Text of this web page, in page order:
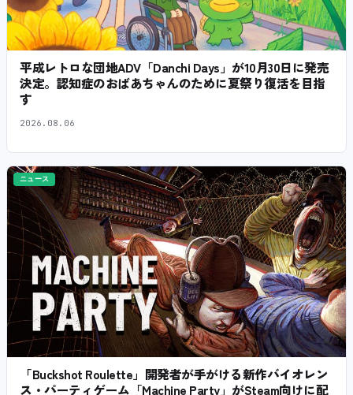
平成レトロな団地ADV「Danchi Days」が10月30日に発売
決定。認知症のおばあちゃんのために夏祭り復活を目指
す
2026.08.06
ニュース
「Buckshot Roulette」開発者が手がける新作バイオレン
ス・パーティゲーム「Machine Party」がSteam向けに配